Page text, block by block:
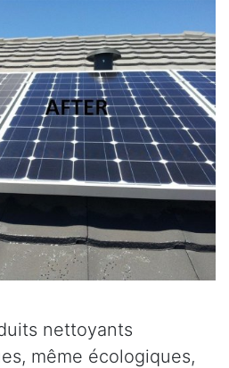
nettoyants
même écologiques,